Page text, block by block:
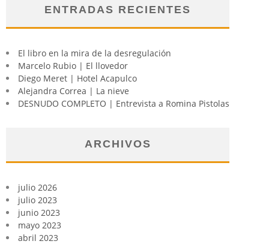
ENTRADAS RECIENTES
El libro en la mira de la desregulación
Marcelo Rubio | El llovedor
Diego Meret | Hotel Acapulco
Alejandra Correa | La nieve
DESNUDO COMPLETO | Entrevista a Romina Pistolas
ARCHIVOS
julio 2026
julio 2023
junio 2023
mayo 2023
abril 2023